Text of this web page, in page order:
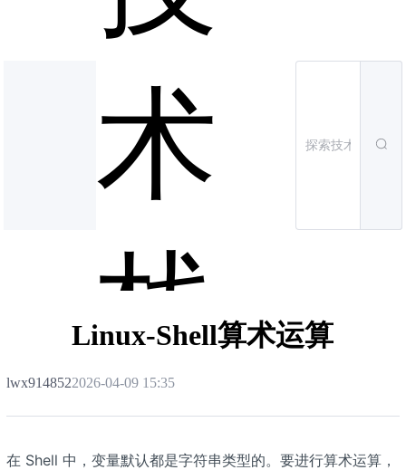
术
栈
Linux-Shell算术运算
lwx9148522026-04-09 15:35
在 Shell 中，变量默认都是字符串类型的。要进行算术运算，